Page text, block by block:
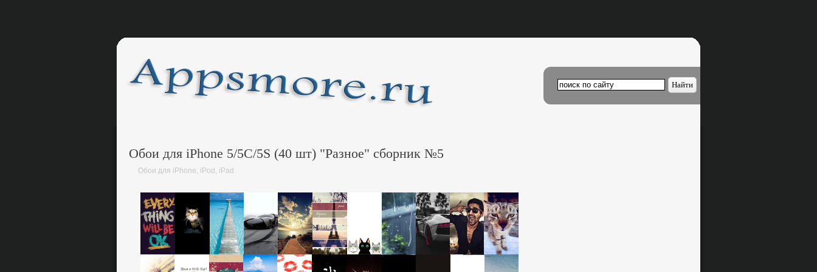
Обои для iPhone 5/5C/5S (40 шт) "Разное" сборник №5
Обои для iPhone, iPod, iPad